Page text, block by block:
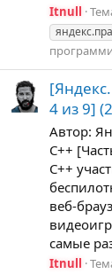
Itnull
4 из 9]
Автор:
C++
C++
веб-
самые
Itnull